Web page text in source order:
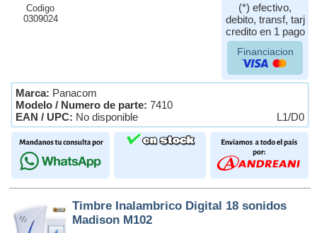
Codigo
0309024
(*) efectivo,
debito, transf, tarj
credito en 1 pago
Financiacion
Marca: Panacom
Modelo / Numero de parte: 7410
EAN / UPC: No disponible L1/D0
Timbre Inalambrico Digital 18 sonidos
Madison M102